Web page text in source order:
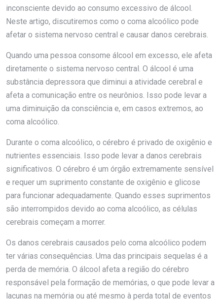
inconsciente devido ao consumo excessivo de álcool.
Neste artigo, discutiremos como o coma alcoólico pode
afetar o sistema nervoso central e causar danos cerebrais.
Quando uma pessoa consome álcool em excesso, ele afeta
diretamente o sistema nervoso central. O álcool é uma
substância depressora que diminui a atividade cerebral e
afeta a comunicação entre os neurônios. Isso pode levar a
uma diminuição da consciência e, em casos extremos, ao
coma alcoólico.
Durante o coma alcoólico, o cérebro é privado de oxigênio e
nutrientes essenciais. Isso pode levar a danos cerebrais
significativos. O cérebro é um órgão extremamente sensível
e requer um suprimento constante de oxigênio e glicose
para funcionar adequadamente. Quando esses suprimentos
são interrompidos devido ao coma alcoólico, as células
cerebrais começam a morrer.
Os danos cerebrais causados pelo coma alcoólico podem
ter várias consequências. Uma das principais sequelas é a
perda de memória. O álcool afeta a região do cérebro
responsável pela formação de memórias, o que pode levar a
lacunas na memória ou até mesmo à perda total de eventos